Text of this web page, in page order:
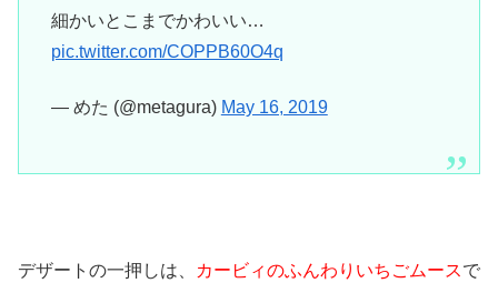
細かいとこまでかわいい…
pic.twitter.com/COPPB60O4q
— めた (@metagura) May 16, 2019
デザートの一押しは、 カービィのふんわりいちごムースで